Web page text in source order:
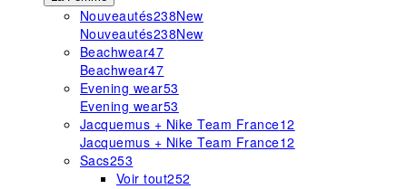
Nouveautés238New
Nouveautés238New
Beachwear47
Beachwear47
Evening wear53
Evening wear53
Jacquemus + Nike Team France12
Jacquemus + Nike Team France12
Sacs253
Voir tout252